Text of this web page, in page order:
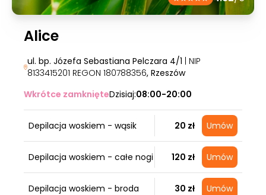
Alice
ul. bp. Józefa Sebastiana Pelczara 4/1 | NIP
8133415201 REGON 180788356, Rzeszów
Wkrótce zamknięteDzisiaj:08:00-20:00
Depilacja woskiem - wąsik 20 zł Umów
Depilacja woskiem - całe nogi 120 zł Umów
Depilacja woskiem - broda 30 zł Umów